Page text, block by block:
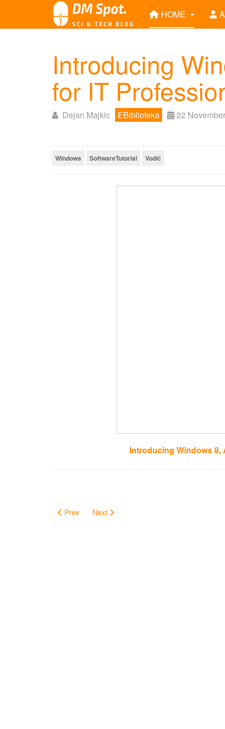
HOME
Introducing
for IT
Dejan Majkic EBiblioteka 22
Windows SoftwareTutorial Vodič
Introducing Windows 8,
Prev Next